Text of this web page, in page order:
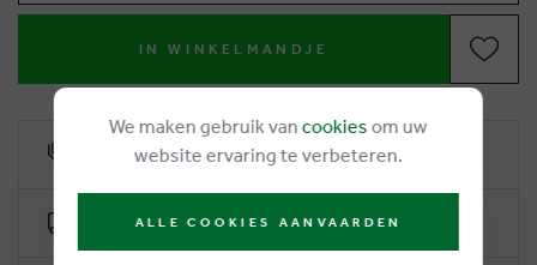
IN WINKELMANDJE
6% klantenkorting
Gratis levering vanaf €50
We maken gebruik van cookies om uw
website ervaring te verbeteren.
ALLE COOKIES AANVAARDEN